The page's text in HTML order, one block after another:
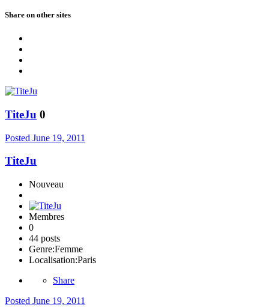
Share on other sites
TiteJu 0
Posted June 19, 2011
TiteJu
Nouveau
Membres
0
44 posts
Genre:Femme
Localisation:Paris
Share
Posted June 19, 2011